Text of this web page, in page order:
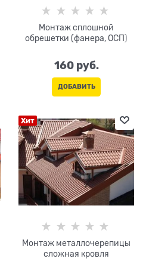
Монтаж сплошной
обрешетки (фанера, ОСП)
160 руб.
ДОБАВИТЬ
Хит
Монтаж металлочерепицы
сложная кровля